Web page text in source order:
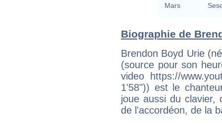
Mars
Biographie de
Brendon Boyd Urie
(source pour son
video https://
1'58")) est le
joue aussi du clavier,
de l'accordéon, de la